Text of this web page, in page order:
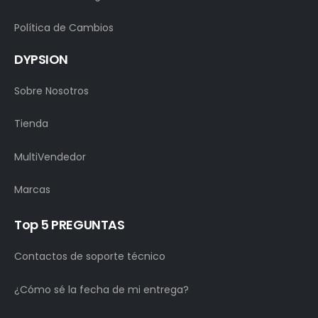
Política de Cambios
DYPSION
Sobre Nosotros
Tienda
MultiVendedor
Marcas
Top 5 PREGUNTAS
Contactos de soporte técnico
¿Cómo sé la fecha de mi entrega?